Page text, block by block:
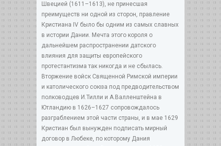
Швецией (1611–1613), не принесшая
преимуществ ни одной из сторон, правление
Кристиана IV было бы одним из самых славных
в истории Дании. Мечта этого короля о
дальнейшем распространении датского
влияния для защиты европейского
протестантизма так никогда и не сбылась.
Вторжение войск Священной Римской империи
и католического союза под предводительством
полководцев И.Тилли и А.Валленштейна в
Ютландию в 1626–1627 сопровождалось
разграблением этой части страны, и в мае 1629
Кристиан был вынужден подписать мирный
договор в Любеке, по которому Дания